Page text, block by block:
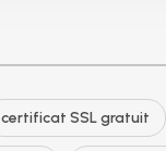
certificat SSL gratuit